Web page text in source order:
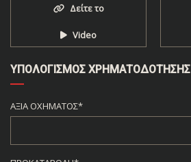
Δείτε το
Video
ΥΠΟΛΟΓΙΣΜΌΣ ΧΡΗΜΑΤΟΔΌΤΗΣΗΣ
ΑΞΊΑ ΟΧΉΜΑΤΟΣ*